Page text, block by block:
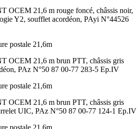
21,6 m rouge foncé, châssis noir,
Y2, soufflet acordéon, PAyi N°44526
OCEM 21,6 m brun PTT, châssis gris
PAz N°50 87 00-77 283-5 Ep.IV
OCEM 21,6 m brun PTT, châssis gris
UIC, PAz N°50 87 00-77 124-1 Ep.IV